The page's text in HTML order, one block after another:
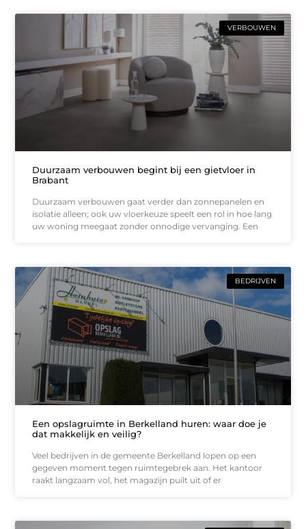
VERBOUWEN
Duurzaam verbouwen begint bij een gietvloer in
Brabant
Duurzaam verbouwen gaat verder dan zonnepanelen en
isolatie alleen; ook uw vloerkeuze speelt een rol in hoe lang
uw woning meegaat zonder onnodige vervanging. Een
BEDRIJVEN
Een opslagruimte in Berkelland huren: waar doe je
dat makkelijk en veilig?
Veel bedrijven in de gemeente Berkelland lopen op een
gegeven moment tegen ruimtegebrek aan. Het kantoor
raakt langzaam vol, het magazijn puilt uit of er